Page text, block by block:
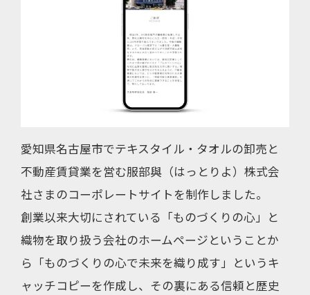
愛知県名古屋市でテキスタイル・タオルの卸売と
不動産賃貸業を営む服部與（はっとりよ）株式会
社さまのコーポレートサイトを制作しました。
創業以来大切にされている「ものづくりの心」と
織物を取り扱う会社のホームページということか
ら「ものづくりの心で未来を織り成す」というキ
ャッチコピーを作成し、その裏にある信頼と歴史